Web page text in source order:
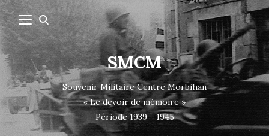
SMCM
Souvenir Militaire Centre Morbihan
« Le devoir de mémoire »
Période 1939 - 1945